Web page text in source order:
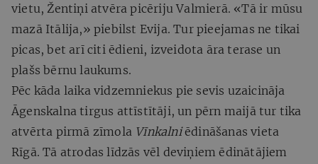
vietu, Žentiņi atvēra picēriju Valmierā. «Tā ir mūsu
mazā Itālija,» piebilst Evija. Tur pieejamas ne tikai
picas, bet arī citi ēdieni, izveidota āra terase un
plašs bērnu laukums.
Pēc kāda laika vidzemniekus pie sevis uzaicināja
Āgenskalna tirgus attīstītāji, un pērn maijā tur tika
atvērta pirmā zīmola Vīnkalniēdināšanas vieta
Rīgā. Tā atrodas līdzās vēl deviņiem ēdinātājiem